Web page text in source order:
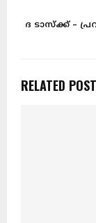
ദ ടാസ്ക്ക് –
RELATED